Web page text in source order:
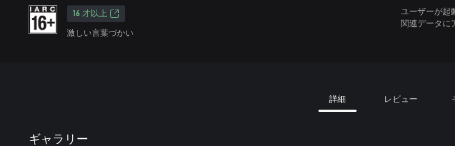
16 才以上
激しい言葉づかい
ユーザーが起
関連データに
詳細 レビュー
ギャラリー